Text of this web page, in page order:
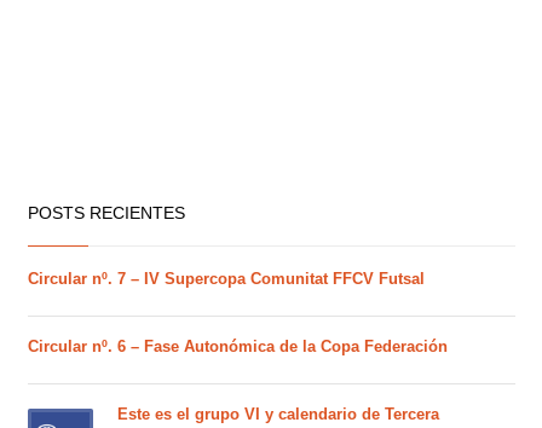
POSTS RECIENTES
Circular nº. 7 – IV Supercopa Comunitat FFCV Futsal
Circular nº. 6 – Fase Autonómica de la Copa Federación
Este es el grupo VI y calendario de Tercera